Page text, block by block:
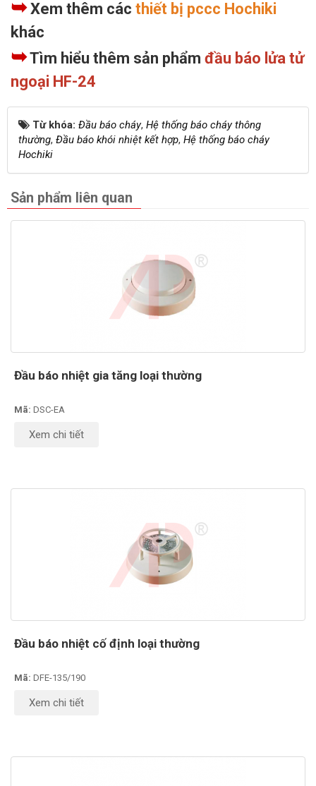
➥Xem thêm các thiết bị pccc Hochiki
khác
➥Tìm hiểu thêm sản phẩm đầu báo lửa tử
ngoại HF-24
Từ khóa: Đầu báo cháy, Hệ thống báo cháy thông
thường, Đầu báo khói nhiệt kết hợp, Hệ thống báo cháy
Hochiki
Sản phẩm liên quan
Đầu báo nhiệt gia tăng loại thường
Mã: DSC-EA
Xem chi tiết
Đầu báo nhiệt cố định loại thường
Mã: DFE-135/190
Xem chi tiết